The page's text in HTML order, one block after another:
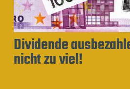
Dividende
nicht zu viel!